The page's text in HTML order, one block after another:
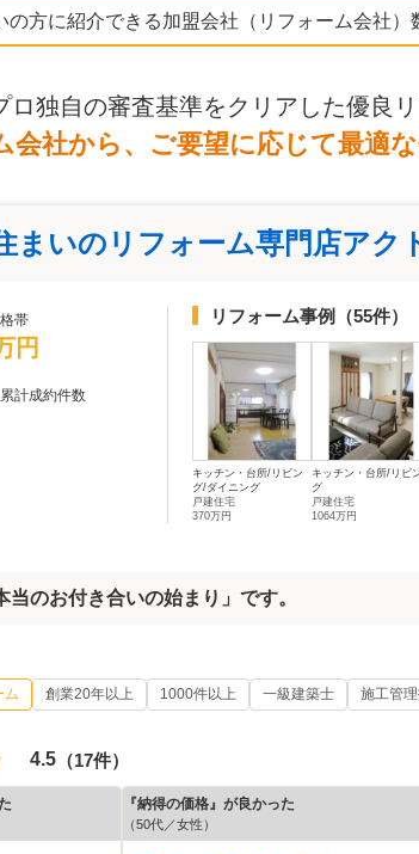
の方に紹介できる加盟会社（リフォーム会社）
ロ独自の審査基準をクリアした優良
会社から、ご要望に応じて最適
まいのリフォーム専門店アク
帯
円
計成約件数
リフォーム事例 （55件）
キッチン・台所/リビン
グ/ダイニング
戸建住宅
370万円
キッチン・台所/リビ
グ
戸建住宅
1064万円
当のお付き合いの始まり」です。
ム 創業20年以上 1000件以上 一級建築士 施工管
4.5 （17件）
『納得の価格』が良かった
（50代／女性）